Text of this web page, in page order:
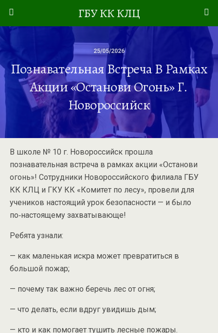
ГБУ КК КЛЦ
25/05/2026
Познавательная Встреча В Рамках
Акции «Останови Огонь» Г.
Новороссийск
В школе № 10 г. Новороссийск прошла
познавательная встреча в рамках акции «Останови
огонь»! Сотрудники Новороссийского филиала ГБУ
КК КЛЦ и ГКУ КК «Комитет по лесу», провели для
учеников настоящий урок безопасности — и было
по‑настоящему захватывающе!
Ребята узнали:
— как маленькая искра может превратиться в
большой пожар;
— почему так важно беречь лес от огня;
— что делать, если вдруг увидишь дым;
— кто и как помогает тушить лесные пожары.